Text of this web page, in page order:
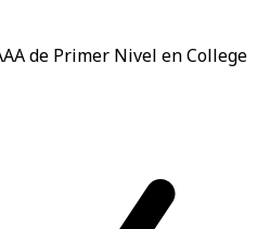
de Primer Nivel en College